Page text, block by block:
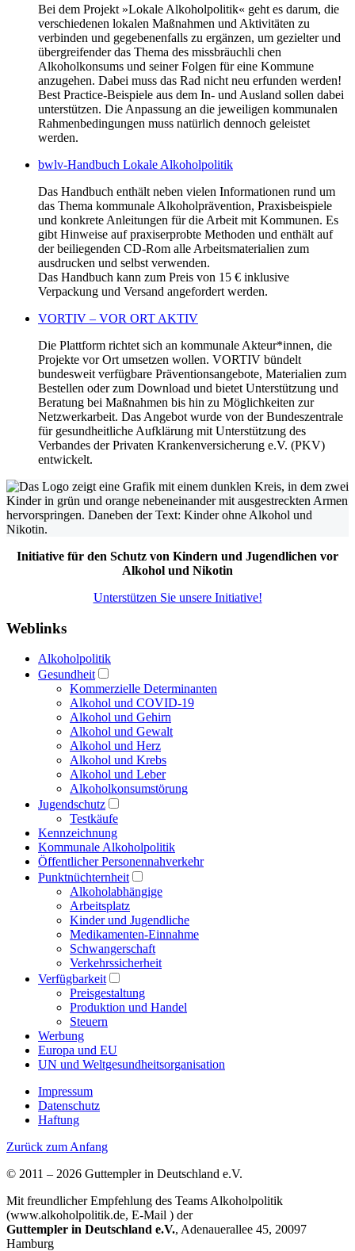
Bei dem Projekt »Lokale Alkoholpolitik« geht es darum, die
verschiedenen lokalen Maßnahmen und Aktivitäten zu
verbinden und gegebenenfalls zu ergänzen, um gezielter und
übergreifender das Thema des missbräuchli chen
Alkoholkonsums und seiner Folgen für eine Kommune
anzugehen. Dabei muss das Rad nicht neu erfunden werden!
Best Practice-Beispiele aus dem In- und Ausland sollen dabei
unterstützen. Die Anpassung an die jeweiligen kommunalen
Rahmenbedingungen muss natürlich dennoch geleistet
werden.
bwlv-Handbuch Lokale Alkoholpolitik
Das Handbuch enthält neben vielen Informationen rund um
das Thema kommunale Alkoholprävention, Praxisbeispiele
und konkrete Anleitungen für die Arbeit mit Kommunen. Es
gibt Hinweise auf praxiserprobte Methoden und enthält auf
der beiliegenden CD-Rom alle Arbeitsmaterialien zum
ausdrucken und selbst verwenden.
Das Handbuch kann zum Preis von 15 € inklusive
Verpackung und Versand angefordert werden.
VORTIV – VOR ORT AKTIV
Die Plattform richtet sich an kommunale Akteur*innen, die
Projekte vor Ort umsetzen wollen. VORTIV bündelt
bundesweit verfügbare Präventionsangebote, Materialien zum
Bestellen oder zum Download und bietet Unterstützung und
Beratung bei Maßnahmen bis hin zu Möglichkeiten zur
Netzwerkarbeit. Das Angebot wurde von der Bundeszentrale
für gesundheitliche Aufklärung mit Unterstützung des
Verbandes der Privaten Krankenversicherung e.V. (PKV)
entwickelt.
Initiative für den Schutz von Kindern und Jugendlichen vor
Alkohol und Nikotin
Unterstützen Sie unsere Initiative!
Weblinks
Alkoholpolitik
Gesundheit
Kommerzielle Determinanten
Alkohol und COVID-19
Alkohol und Gehirn
Alkohol und Gewalt
Alkohol und Herz
Alkohol und Krebs
Alkohol und Leber
Alkoholkonsumstörung
Jugendschutz
Testkäufe
Kennzeichnung
Kommunale Alkoholpolitik
Öffentlicher Personennahverkehr
Punktnüchternheit
Alkoholabhängige
Arbeitsplatz
Kinder und Jugendliche
Medikamenten-Einnahme
Schwangerschaft
Verkehrssicherheit
Verfügbarkeit
Preisgestaltung
Produktion und Handel
Steuern
Werbung
Europa und EU
UN und Weltgesundheitsorganisation
Impressum
Datenschutz
Haftung
Zurück zum Anfang
© 2011 – 2026 Guttempler in Deutschland e.V.
Mit freundlicher Empfehlung des Teams Alkoholpolitik
(www.alkoholpolitik.de, E-Mail ) der
Guttempler in Deutschland e.V., Adenauerallee 45, 20097
Hamburg